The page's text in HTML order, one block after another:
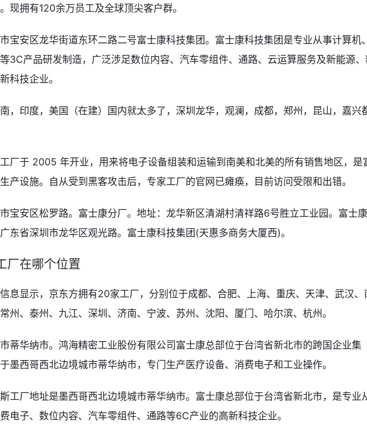
现拥有120余万员工及全球顶尖客户群。
宝安区龙华街道东环二路二号富士康科技集团。富士康科技集团是专业从事计算机
3C产品研发制造，广泛涉足数位内容、汽车零组件、通路、云运算服务及新能源
科技企业。
，印度，美国（在建）国内就太多了，深圳龙华，观澜，成都，郑州，昆山，嘉兴
厂于 2005 年开业，用来将电子设备组装和运输到南美和北美的所有销售地区，是
产设施。自从受到黑客攻击后，专家工厂的官网已瘫痪，目前访问受限和出错。
宝安区松罗路。富士康分厂。地址：龙华新区清湖村清祥路6号胜立工业园。富士康
东省深圳市龙华区观光路。富士康科技集团(天惠多商务大厦西)。
厂在哪个位置
息显示，京东方拥有20家工厂，分别位于成都、合肥、上海、重庆、天津、武汉、
州、泰州、九江、深圳、济南、宁波、苏州、沈阳、厦门、哈尔滨、杭州。
蒂华纳市。鸿海精密工业股份有限公司富士康总部位于台湾省新北市的跨国企业集
墨西哥西北边境城市蒂华纳市，专门生产医疗设备、消费电子和工业操作。
工厂地址是墨西哥西北边境城市蒂华纳市。富士康总部位于台湾省新北市，是专业
电子、数位内容、汽车零组件、通路等6C产业的高新科技企业。